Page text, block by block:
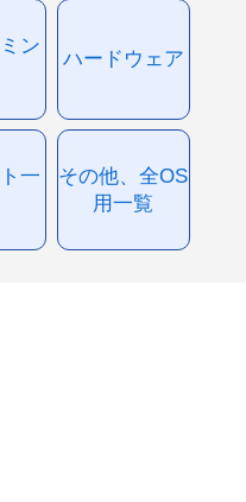
ン
ハードウェア
一
その他、全OS
用一覧